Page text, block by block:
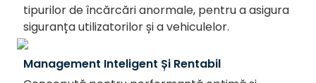
tipurilor de încărcări anormale, pentru a asigura
siguranța utilizatorilor și a vehiculelor.
Management Inteligent Și Rentabil